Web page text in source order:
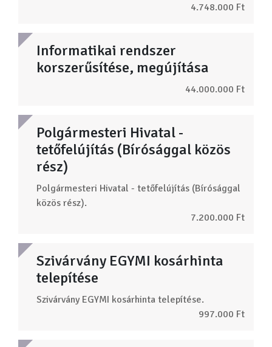
4.748.000 Ft
Informatikai rendszer
korszerűsítése, megújítása
44.000.000 Ft
Polgármesteri Hivatal -
tetőfelújítás (Bírósággal közös
rész)
Polgármesteri Hivatal - tetőfelújítás (Bírósággal
közös rész).
7.200.000 Ft
Szivárvány EGYMI kosárhinta
telepítése
Szivárvány EGYMI kosárhinta telepítése.
997.000 Ft